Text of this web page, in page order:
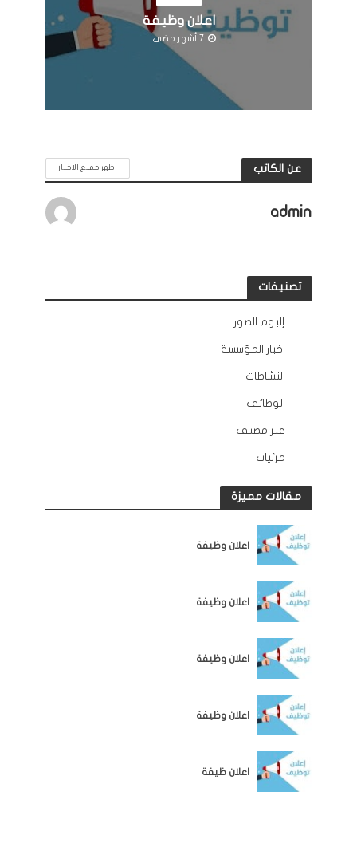
اعلان وظيفة
7 أشهر مضى
عن الكاتب اظهر جميع الاخبار
admin
تصنيفات
إلبوم الصور
اخبار المؤسسة
النشاطات
الوظائف
غير مصنف
مرئيات
مقالات مميزة
اعلان وظيفة
اعلان وظيفة
اعلان وظيفة
اعلان وظيفة
اعلان ظيفة